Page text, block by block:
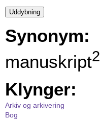
Synonym:
manuskript2
Klynger:
Arkiv og arkivering
Bog